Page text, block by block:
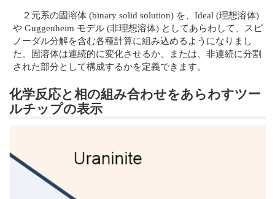
２元系の固溶体 (binary solid solution) を、Ideal (理想溶体)
や Guggenheim モデル (非理想溶体) としてあらわして、スピ
ノーダル分解を含む各種計算に組み込めるようになりまし
た。固溶体は連続的に変化させるか、または、非連続に分割
された部分として構成するかを定義できます。
化学反応と相の組み合わせをあらわすツー
ルチップの表示